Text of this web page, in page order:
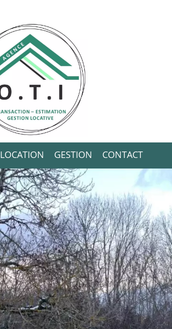
LOCATION GESTION CONTACT